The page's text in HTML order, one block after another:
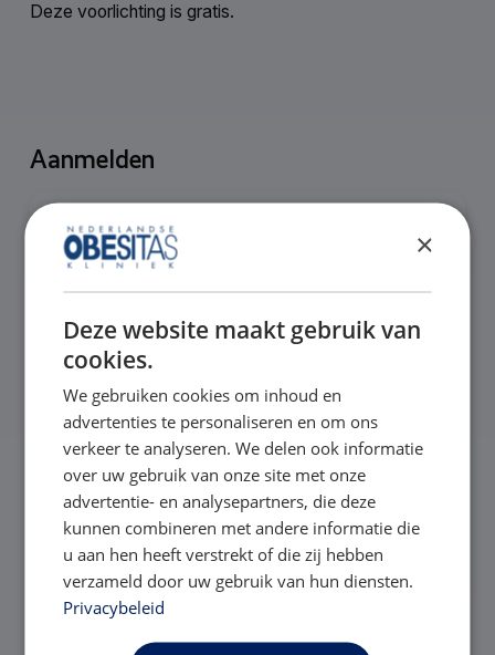
Deze voorlichting is gratis.
Aanmelden
Velden met een*
Voornaam *
Voornaam
Achternaam *
Achternaam
E-mailadres
×
Deze website maakt gebruik van
cookies.
We gebruiken cookies om inhoud en
advertenties te personaliseren en om ons
verkeer te analyseren. We delen ook informatie
over uw gebruik van onze site met onze
advertentie- en analysepartners, die deze
kunnen combineren met andere informatie die
u aan hen heeft verstrekt of die zij hebben
verzameld door uw gebruik van hun diensten.
Privacybeleid